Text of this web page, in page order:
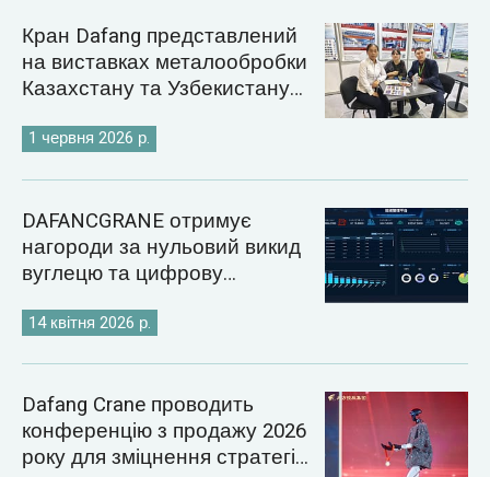
Кран Dafang представлений
на виставках металообробки
Казахстану та Узбекистану
1 червня 2026 р.
DAFANCGRANE отримує
нагороди за нульовий викид
вуглецю та цифрову
14 квітня 2026 р.
Dafang Crane проводить
конференцію з продажу 2026
року для зміцнення стратегії